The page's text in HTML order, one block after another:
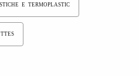
E TERMOPLASTIC